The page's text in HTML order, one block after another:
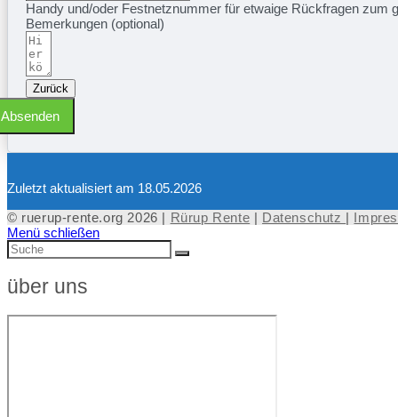
Handy und/oder Festnetznummer für etwaige Rückfragen zum
Bemerkungen (optional)
Zurück
Absenden
Zuletzt aktualisiert am 18.05.2026
© ruerup-rente.org 2026 | Rürup Rente | Datenschutz |
Menü schließen
über uns